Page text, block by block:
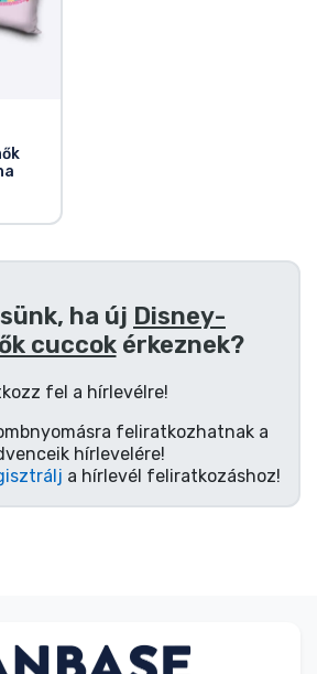
ha új Disney-
cuccokérkeznek?
fel a hírlevélre!
feliratkozhatnak a
hírlevelére!
a hírlevél feliratkozáshoz!